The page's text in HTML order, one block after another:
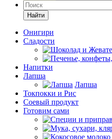
Найти
Онигири
Сладости
Напитки
Лапша
Лапша
Токпокки и Рис
Соевый продукт
Готовим сами